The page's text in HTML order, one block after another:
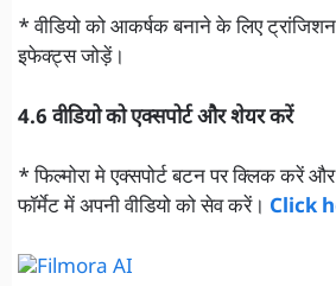
* वीडियो को आकर्षक बनाने के लिए
इफेक्ट्स जोड़ें।
4.6 वीडियो को एक्सपोर्ट और शेयर करें
* फिल्मोरा मे एक्सपोर्ट बटन पर क्लिक करें
फॉर्मेट में अपनी वीडियो को सेव करें। Click